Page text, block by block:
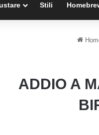
Stili
ADDIO A